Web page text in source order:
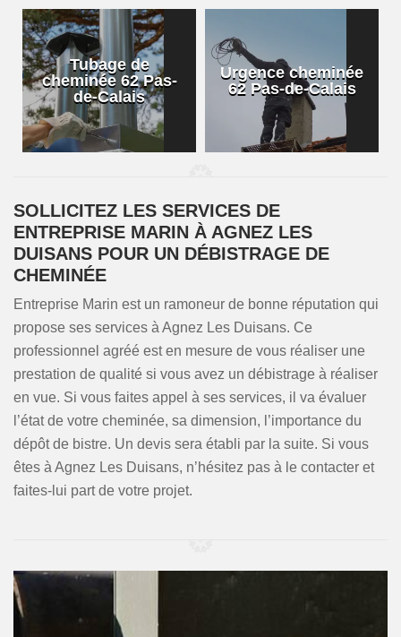
Tubage de
cheminée 62 Pas-
de-Calais
Urgence cheminée
62 Pas-de-Calais
SOLLICITEZ LES SERVICES DE
ENTREPRISE MARIN À AGNEZ LES
DUISANS POUR UN DÉBISTRAGE DE
CHEMINÉE
Entreprise Marin est un ramoneur de bonne réputation qui
propose ses services à Agnez Les Duisans. Ce
professionnel agréé est en mesure de vous réaliser une
prestation de qualité si vous avez un débistrage à réaliser
en vue. Si vous faites appel à ses services, il va évaluer
l’état de votre cheminée, sa dimension, l’importance du
dépôt de bistre. Un devis sera établi par la suite. Si vous
êtes à Agnez Les Duisans, n’hésitez pas à le contacter et
faites-lui part de votre projet.